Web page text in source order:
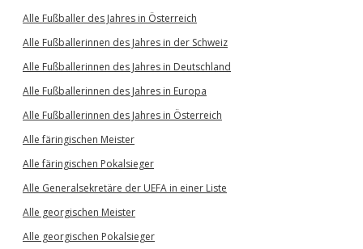
Alle Fußballer des Jahres in Österreich
Alle Fußballerinnen des Jahres in der Schweiz
Alle Fußballerinnen des Jahres in Deutschland
Alle Fußballerinnen des Jahres in Europa
Alle Fußballerinnen des Jahres in Österreich
Alle färingischen Meister
Alle färingischen Pokalsieger
Alle Generalsekretäre der UEFA in einer Liste
Alle georgischen Meister
Alle georgischen Pokalsieger